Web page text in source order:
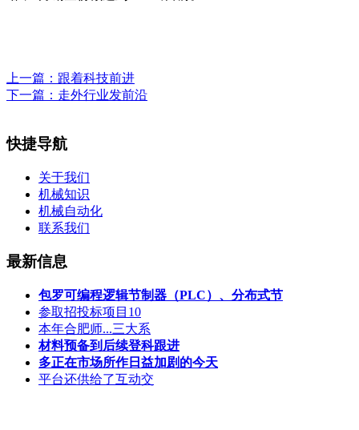
上一篇： 跟着科技前进
下一篇： 走外行业发前沿
快捷导航
关于我们
机械知识
机械自动化
联系我们
最新信息
包罗可编程逻辑节制器（PLC）、分布式节
参取招投标项目10
本年合肥师...三大系
材料预备到后续登科跟进
多正在市场所作日益加剧的今天
平台还供给了互动交